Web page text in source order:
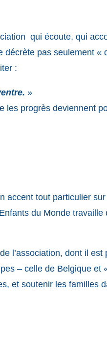
qui écoute, qui
pas seulement «
:
»
les progrès deviennent
accent tout particulier
du Monde travaille
l’association, dont il
– celle de Belgique et
et soutenir les familles